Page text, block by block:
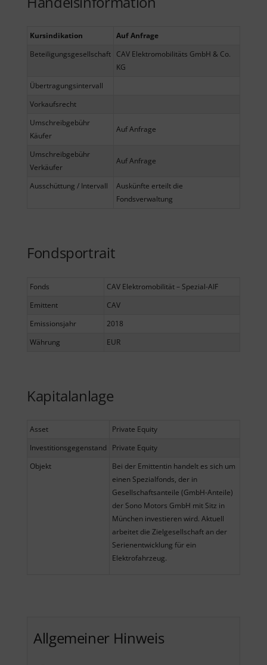
Kursindikation
Auf Anfrage
Beteiligungsgesellschaft CAV Elektromobilitäts GmbH & Co.
KG
Übertragungsintervall
Vorkaufsrecht
Umschreibgebühr
Käufer
Auf Anfrage
Umschreibgebühr
Verkäufer
Auf Anfrage
Ausschüttung / Intervall
Auskünfte erteilt die
Fondsverwaltung
Fondsportrait
Fonds
CAV Elektromobilität – Spezial-AIF
Emittent
CAV
Emissionsjahr
2018
Währung
EUR
Kapitalanlage
Asset
Private Equity
Investitionsgegenstand
Private Equity
Objekt
Bei der Emittentin handelt es sich um
einen Spezialfonds, der in
Gesellschaftsanteile (GmbH-Anteile)
der Sono Motors GmbH mit Sitz in
München investieren wird. Aktuell
arbeitet die Zielgesellschaft an der
Serienentwicklung für ein
Elektrofahrzeug.
Allgemeiner Hinweis